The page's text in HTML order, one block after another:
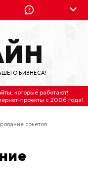
(с 2:30 до 11:30 по
торец здания
БИЗНЕСА!
, которые работают!
проекты с 2006 года!
сокетов